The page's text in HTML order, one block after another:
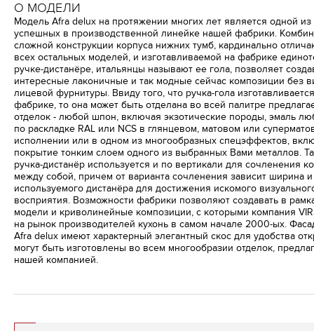
О МОДЕЛИ
Модель Afra delux на протяжении многих лет является одной
успешных в производственной линейке нашей фабрики.
сложной конструкции корпуса нижних тумб, кардинально
всех остальных моделей, и изготавливаемой на фабрике
ручке-дистанёре, итальянцы называют ее гола, позволяет
интересные лаконичные и так модные сейчас композиции без
лицевой фурнитуры. Ввиду того, что ручка-гола
фабрике, то она может быть отделана во всей палитре
отделок - любой шпон, включая экзотические породы, эмаль
по раскладке RAL или NCS в глянцевом, матовом или
исполнении или в одном из многообразных спецэффектов,
покрытие тонким слоем одного из выбранных Вами металлов.
ручка-дистанёр используется и по вертикали для сочленения
между собой, причем от варианта сочленения зависит ширина
используемого дистанёра для достижения искомого
восприятия. Возможности фабрики позволяют создавать в
модели и криволинейные композиции, с которыми компания
на рынок производителей кухонь в самом начале 2000-ых.
Afra delux имеют характерный элегантный скос для удобства
могут быть изготовлены во всем многообразии отделок,
нашей компанией.